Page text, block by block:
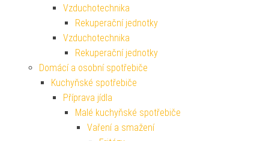
Vzduchotechnika
Rekuperační jednotky
Vzduchotechnika
Rekuperační jednotky
Domácí a osobní spotřebiče
Kuchyňské spotřebiče
Příprava jídla
Malé kuchyňské spotřebiče
Vaření a smažení